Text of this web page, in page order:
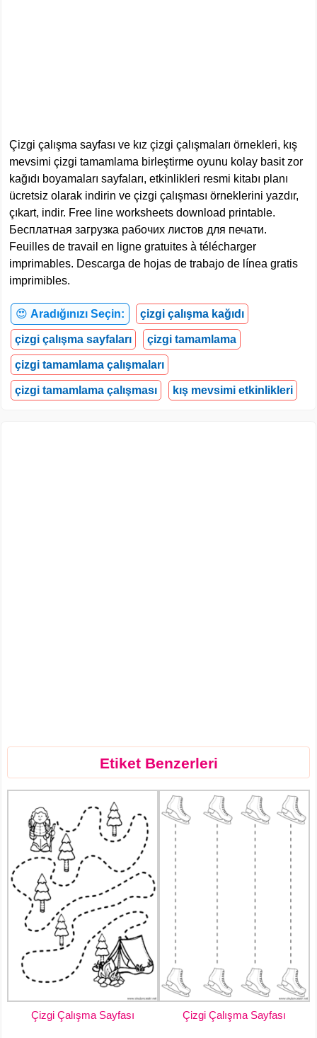
Çizgi çalışma sayfası ve kız çizgi çalışmaları örnekleri, kış
mevsimi çizgi tamamlama birleştirme oyunu kolay basit zor
kağıdı boyamaları sayfaları, etkinlikleri resmi kitabı planı
ücretsiz olarak indirin ve çizgi çalışması örneklerini yazdır,
çıkart, indir. Free line worksheets download printable.
Бесплатная загрузка рабочих листов для печати.
Feuilles de travail en ligne gratuites à télécharger
imprimables. Descarga de hojas de trabajo de línea gratis
imprimibles.
😍 Aradığınızı Seçin: çizgi çalışma kağıdı
çizgi çalışma sayfaları çizgi tamamlama
çizgi tamamlama çalışmaları
çizgi tamamlama çalışması kış mevsimi etkinlikleri
Etiket Benzerleri
Çizgi Çalışma Sayfası Çizgi Çalışma Sayfası